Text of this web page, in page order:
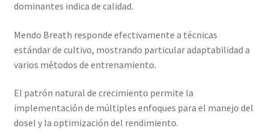
dominantes indica de calidad.
Mendo Breath responde efectivamente a técnicas
estándar de cultivo, mostrando particular adaptabilidad a
varios métodos de entrenamiento.
El patrón natural de crecimiento permite la
implementación de múltiples enfoques para el manejo del
dosel y la optimización del rendimiento.